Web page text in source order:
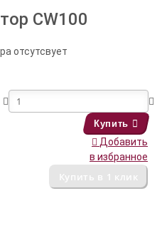
CW100
Купить
Добавить
в избранное